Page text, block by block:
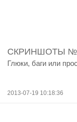
СКРИНШОТЫ
Глюки, баги или
2013-07-19 10:18:36